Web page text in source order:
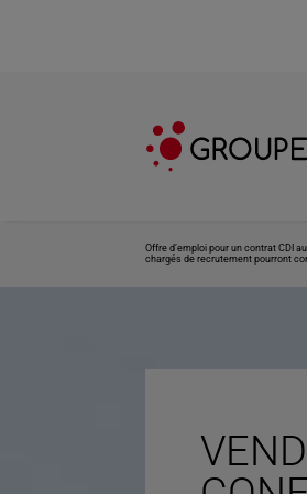
Offre d’emploi pour un contrat CDI
chargés de recrutement pourront